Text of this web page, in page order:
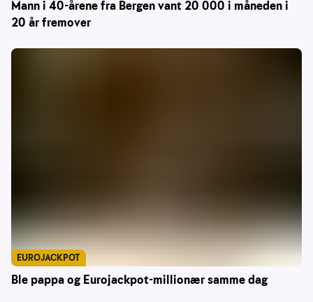
Mann i 40-årene fra Bergen vant 20 000 i måneden i
20 år fremover
Ble pappa og Eurojackpot-millionær samme dag
EUROJACKPOT